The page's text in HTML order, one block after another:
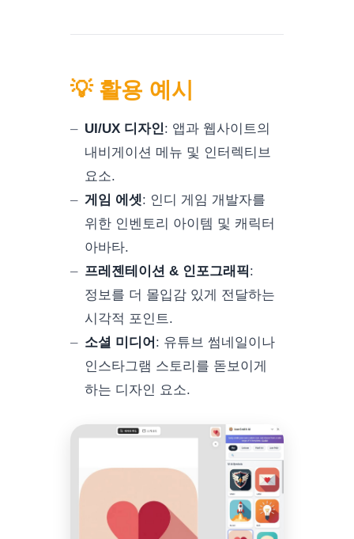
💡 활용 예시
UI/UX 디자인: 앱과 웹사이트의
내비게이션 메뉴 및 인터렉티브
요소.
게임 에셋: 인디 게임 개발자를
위한 인벤토리 아이템 및 캐릭터
아바타.
프레젠테이션 & 인포그래픽:
정보를 더 몰입감 있게 전달하는
시각적 포인트.
소셜 미디어 : 유튜브 썸네일이나
인스타그램 스토리를 돋보이게
하는 디자인 요소.